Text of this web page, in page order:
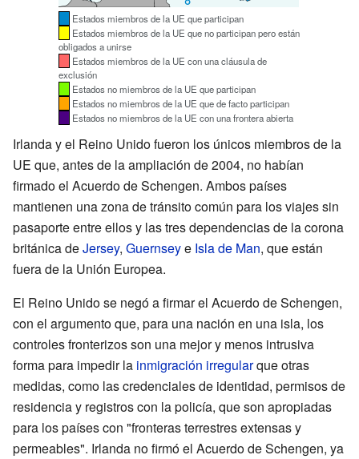
Estados miembros de la UE que participan
Estados miembros de la UE que no participan pero están
obligados a unirse
Estados miembros de la UE con una cláusula de
exclusión
Estados no miembros de la UE que participan
Estados no miembros de la UE que de facto participan
Estados no miembros de la UE con una frontera abierta
Irlanda y el Reino Unido fueron los únicos miembros de la
UE que, antes de la ampliación de 2004, no habían
firmado el Acuerdo de Schengen. Ambos países
mantienen una zona de tránsito común para los viajes sin
pasaporte entre ellos y las tres dependencias de la corona
británica deJersey, Guernseye Isla de Man, que están
fuera de la Unión Europea.
El Reino Unido se negó a firmar el Acuerdo de Schengen,
con el argumento que, para una nación en una isla, los
controles fronterizos son una mejor y menos intrusiva
forma para impedir la inmigración irregularque otras
medidas, como las credenciales de identidad, permisos de
residencia y registros con la policía, que son apropiadas
para los países con "fronteras terrestres extensas y
permeables". Irlanda no firmó el Acuerdo de Schengen, ya